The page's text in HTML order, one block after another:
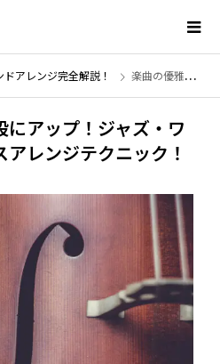
ドアレンジ完全解説！ 楽曲の優雅さが格段にアップ！ジャズ・ワルツのストリングスアレンジテクニック！
アップ！ジャズ・ワ
レンジテクニック！